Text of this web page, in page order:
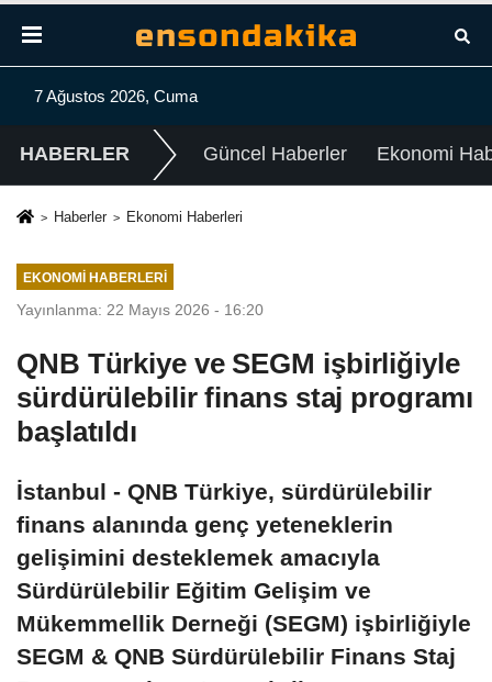
7 Ağustos 2026, Cuma
HABERLER Güncel Haberler Ekonomi
Haberler Ekonomi Haberleri
EKONOMI HABERLERI
Yayınlanma: 22 Mayıs 2026 - 16:20
QNB Türkiye ve SEGM işbirliğiyle
sürdürülebilir finans staj programı
başlatıldı
İstanbul - QNB Türkiye, sürdürülebilir
finans alanında genç yeteneklerin
gelişimini desteklemek amacıyla
Sürdürülebilir Eğitim Gelişim ve
Mükemmellik Derneği (SEGM) işbirliğiyle
SEGM & QNB Sürdürülebilir Finans Staj